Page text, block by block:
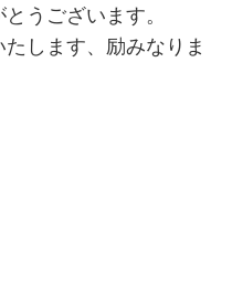
うございます。
します、励みなりま